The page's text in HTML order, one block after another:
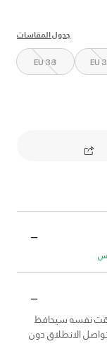
جدول المقاسات
EU
EU 38
نفسه سيحافظ
الانطلاق دون